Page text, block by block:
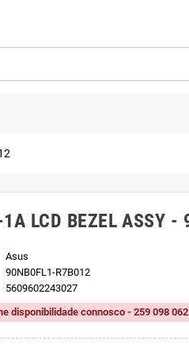
LCD BEZEL ASSY -
Asus
90NB0FL1-R7B012
5609602243027
disponibilidade connosco - 259 098 062